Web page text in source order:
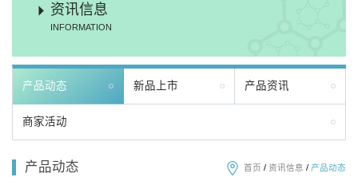
资讯信息
INFORMATION
产品动态 新品上市 产品资讯
商家活动
产品动态 首页 / 资讯信息 / 产品动态